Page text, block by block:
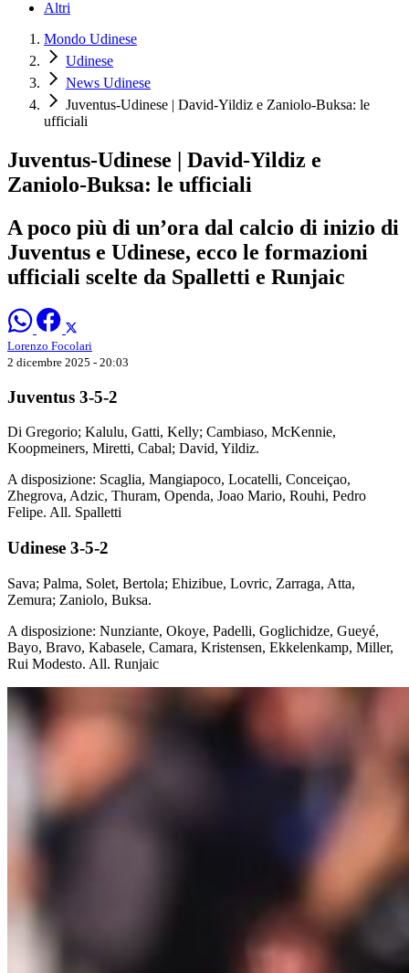
Altri
Mondo Udinese
Udinese
News Udinese
Juventus-Udinese | David-Yildiz e Zaniolo-Buksa: le
ufficiali
Juventus-Udinese | David-Yildiz e
Zaniolo-Buksa: le ufficiali
A poco più di un’ora dal calcio di inizio di
Juventus e Udinese, ecco le formazioni
ufficiali scelte da Spalletti e Runjaic
Lorenzo Focolari
2 dicembre 2025 - 20:03
Juventus 3-5-2
Di Gregorio; Kalulu, Gatti, Kelly; Cambiaso, McKennie,
Koopmeiners, Miretti, Cabal; David, Yildiz.
A disposizione: Scaglia, Mangiapoco, Locatelli, Conceiçao,
Zhegrova, Adzic, Thuram, Openda, Joao Mario, Rouhi, Pedro
Felipe. All. Spalletti
Udinese 3-5-2
Sava; Palma, Solet, Bertola; Ehizibue, Lovric, Zarraga, Atta,
Zemura; Zaniolo, Buksa.
A disposizione: Nunziante, Okoye, Padelli, Goglichidze, Gueyé,
Bayo, Bravo, Kabasele, Camara, Kristensen, Ekkelenkamp, Miller,
Rui Modesto. All. Runjaic